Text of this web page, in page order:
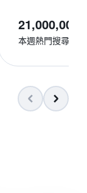
21,000,000+
本週熱門搜尋